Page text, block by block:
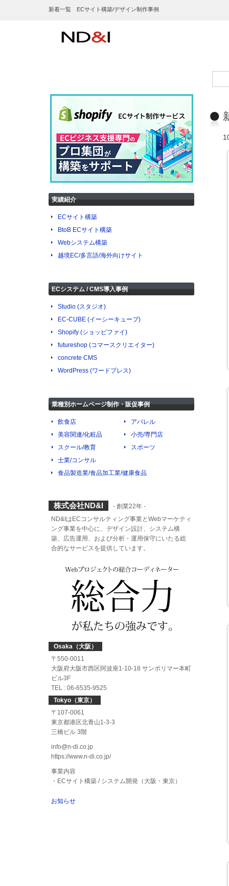
新着一覧 ECサイト構築/デザイン制作事例
実績紹介
ECサイト構築
BtoB ECサイト構築
Webシステム構築
越境EC/多言語/海外向けサイト
ECシステム / CMS導入事例
Studio (スタジオ)
EC-CUBE (イーシーキューブ)
Shopify (ショッピファイ)
futureshop (コマースクリエイター)
concrete CMS
WordPress (ワードプレス)
業種別ホームページ制作・販促事例
飲食店
アパレル
美容関連/化粧品
小売/専門店
スクール/教育
スポーツ
士業/コンサル
食品製造業/食品加工業/健康食品
株式会社ND&I - 創業22年 -
ND&IはECコンサルティング事業とWebマーケティ
ング事業を中心に、デザイン設計、システム構
築、広告運用、および分析・運用保守にいたる総
合的なサービスを提供しています。
Osaka（大阪）
〒550-0011
大阪府大阪市西区阿波座1-10-18 サンポリマー本町
ビル3F
TEL : 06-6535-9525
Tokyo（東京）
〒107-0061
東京都港区北青山1-3-3
三橋ビル 3階
info@n-di.co.jp
https://www.n-di.co.jp/
事業内容
・ECサイト構築 / システム開発（大阪・東京）
お知らせ